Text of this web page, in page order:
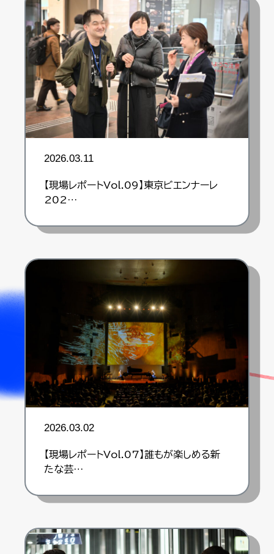
2026.03.11
【現場レポートVol.09】東京ビエンナーレ
202…
2026.03.02
【現場レポートVol.07】誰もが楽しめる新
たな芸…